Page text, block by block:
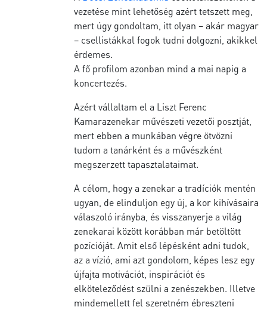
vezetése mint lehetőség azért tetszett meg,
mert úgy gondoltam, itt olyan – akár magyar
– csellistákkal fogok tudni dolgozni, akikkel
érdemes.
A fő profilom azonban mind a mai napig a
koncertezés.
Azért vállaltam el a Liszt Ferenc
Kamarazenekar művészeti vezetői posztját,
mert ebben a munkában végre ötvözni
tudom a tanárként és a művészként
megszerzett tapasztalataimat.
A célom, hogy a zenekar a tradíciók mentén
ugyan, de elinduljon egy új, a kor kihívásaira
válaszoló irányba, és visszanyerje a világ
zenekarai között korábban már betöltött
pozícióját. Amit első lépésként adni tudok,
az a vízió, ami azt gondolom, képes lesz egy
újfajta motivációt, inspirációt és
elköteleződést szülni a zenészekben. Illetve
mindemellett fel szeretném ébreszteni